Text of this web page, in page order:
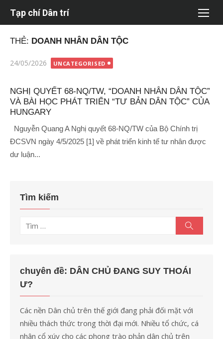
dung
Tạp chí Dân trí
THẺ: DOANH NHÂN DÂN TỘC
Đăng
24/05/2026 UNCATEGORISED
NGHỊ QUYẾT 68-NQ/TW, “DOANH NHÂN DÂN TỘC”
VÀ BÀI HỌC PHÁT TRIỂN “TƯ BẢN DÂN TỘC” CỦA
HUNGARY
Nguyễn Quang A Nghị quyết 68-NQ/TW của Bộ Chính trị
ĐCSVN ngày 4/5/2025 [1] về phát triển kinh tế tư nhân được
dư luận...
Tìm kiếm
Tìm
kiếm
chuyên đề: DÂN CHỦ ĐANG SUY THOÁI
Ư?
Các nền Dân chủ trên thế giới đang phải đối mặt với
nhiều thách thức trong thời đại mới. Nhiều tổ chức, cá
nhân cổ xúy cho các phong trào phản dân chủ trên